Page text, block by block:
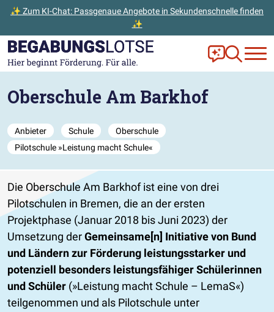
✨ Zum KI-Chat: Passgenaue Angebote in Sekundenschnelle finden
✨
Zum Hauptinhalt der Seite springen
Zur Startseite gehen Frag Ella!
Zur
Oberschule Am Barkhof
Anbieter Schule
Oberschule
Pilotschule »Leistung macht Schule«
Die Oberschule Am Barkhof ist eine von drei
Pilotschulen in Bremen, die an der ersten
Projektphase (Januar 2018 bis Juni 2023) der
Umsetzung derGemeinsame[n] Initiative von Bund
und Ländern zur Förderung leistungsstarker und
potenziell besonders leistungsfähiger Schülerinnen
und Schüler (»Leistung macht Schule – LemaS«)
teilgenommen und als Pilotschule unter